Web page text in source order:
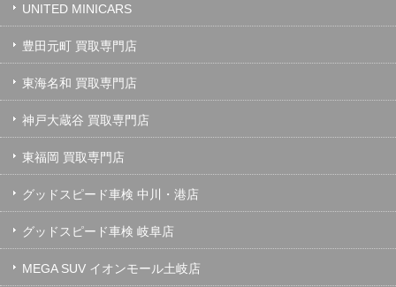
UNITED MINICARS
豊田元町 買取専門店
東海名和 買取専門店
神戸大蔵谷 買取専門店
東福岡 買取専門店
グッドスピード車検 中川・港店
グッドスピード車検 岐阜店
MEGA SUV イオンモール土岐店